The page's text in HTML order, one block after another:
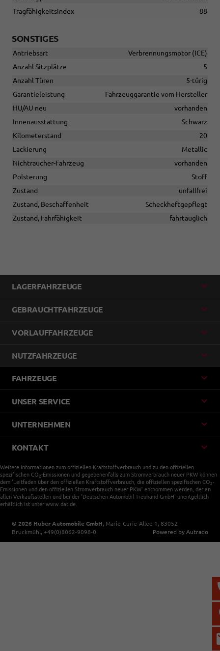
Tragfähigkeitsindex
88
SONSTIGES
Antriebsart
Verbrennungsmotor (ICE)
Anzahl Sitzplätze
5
Anzahl Türen
5-türig
Garantieleistung
Fahrzeuggarantie vom Hersteller
HU/AU neu
vorhanden
Innenausstattung
Schwarz
Kilometerstand
20
Lackierung
Metallic
Nichtraucher-Fahrzeug
vorhanden
Polsterung
Stoff
Zustand
unfallfrei
Zustand, Beschaffenheit
Scheckheftgepflegt
Zustand, Fahrfähigkeit
fahrtauglich
LAGERFAHRZEUGE
GEBRAUCHTFAHRZEUGE
VORLAUFFAHRZEUGE
NUTZFAHRZEUGE
FAHRZEUGE
UNSER SERVICE
UNTERNEHMEN
KONTAKT
Weitere Informationen zum offiziellen Kraftstoffverbrauch und zu den offiziellen
spezifischen CO 2-Emissionen und gegebenenfalls zum Stromverbrauch neuer PKW können
dem 'Leitfaden über den offiziellen Kraftstoffverbrauch, die offiziellen spezifischen CO 2-
Emissionen und den offiziellen Stromverbrauch neuer PKW' entnommen werden, der an
allen Verkaufsstellen und bei der 'Deutschen Automobil Treuhand GmbH' unentgeltlich
erhältlich ist unter www.dat.de.
© 2026 Huber Automobile GmbH, Marie-Curie-Allee 1 , 83052
Bruckmühl, +49(0)8062-9098-0 Powered by Autrado